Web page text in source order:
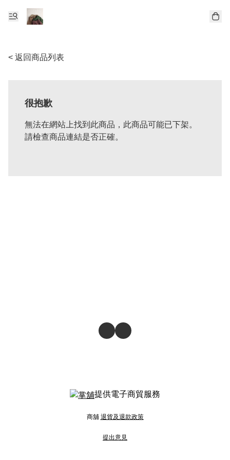
< 返回商品列表
很抱歉
無法在網站上找到此商品，此商品可能已下架。
請檢查商品連結是否正確。
提供電子商貿服務
商舖 退貨及退款政策
提出意見